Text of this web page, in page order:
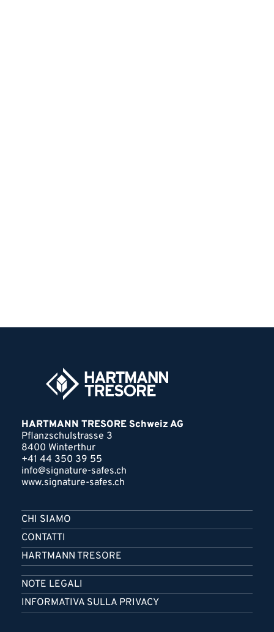
HARTMANN TRESORE Schweiz AG
Pflanzschulstrasse 3
8400 Winterthur
+41 44 350 39 55
info@signature-safes.ch
www.signature-safes.ch
CHI SIAMO
CONTATTI
HARTMANN TRESORE
NOTE LEGALI
INFORMATIVA SULLA PRIVACY